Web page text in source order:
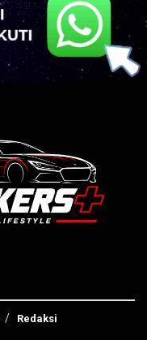
Redaksi